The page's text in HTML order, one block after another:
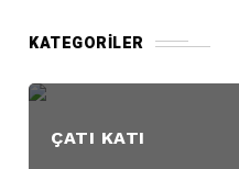
KATEGORILER
ÇATI KATI